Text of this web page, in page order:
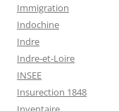
Immigration
Indochine
Indre
Indre-et-Loire
INSEE
Insurection 1848